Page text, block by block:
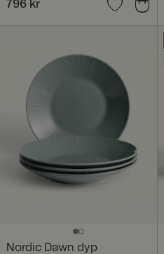
Pris :796 kr
796 kr
Nordic Dawn dyp